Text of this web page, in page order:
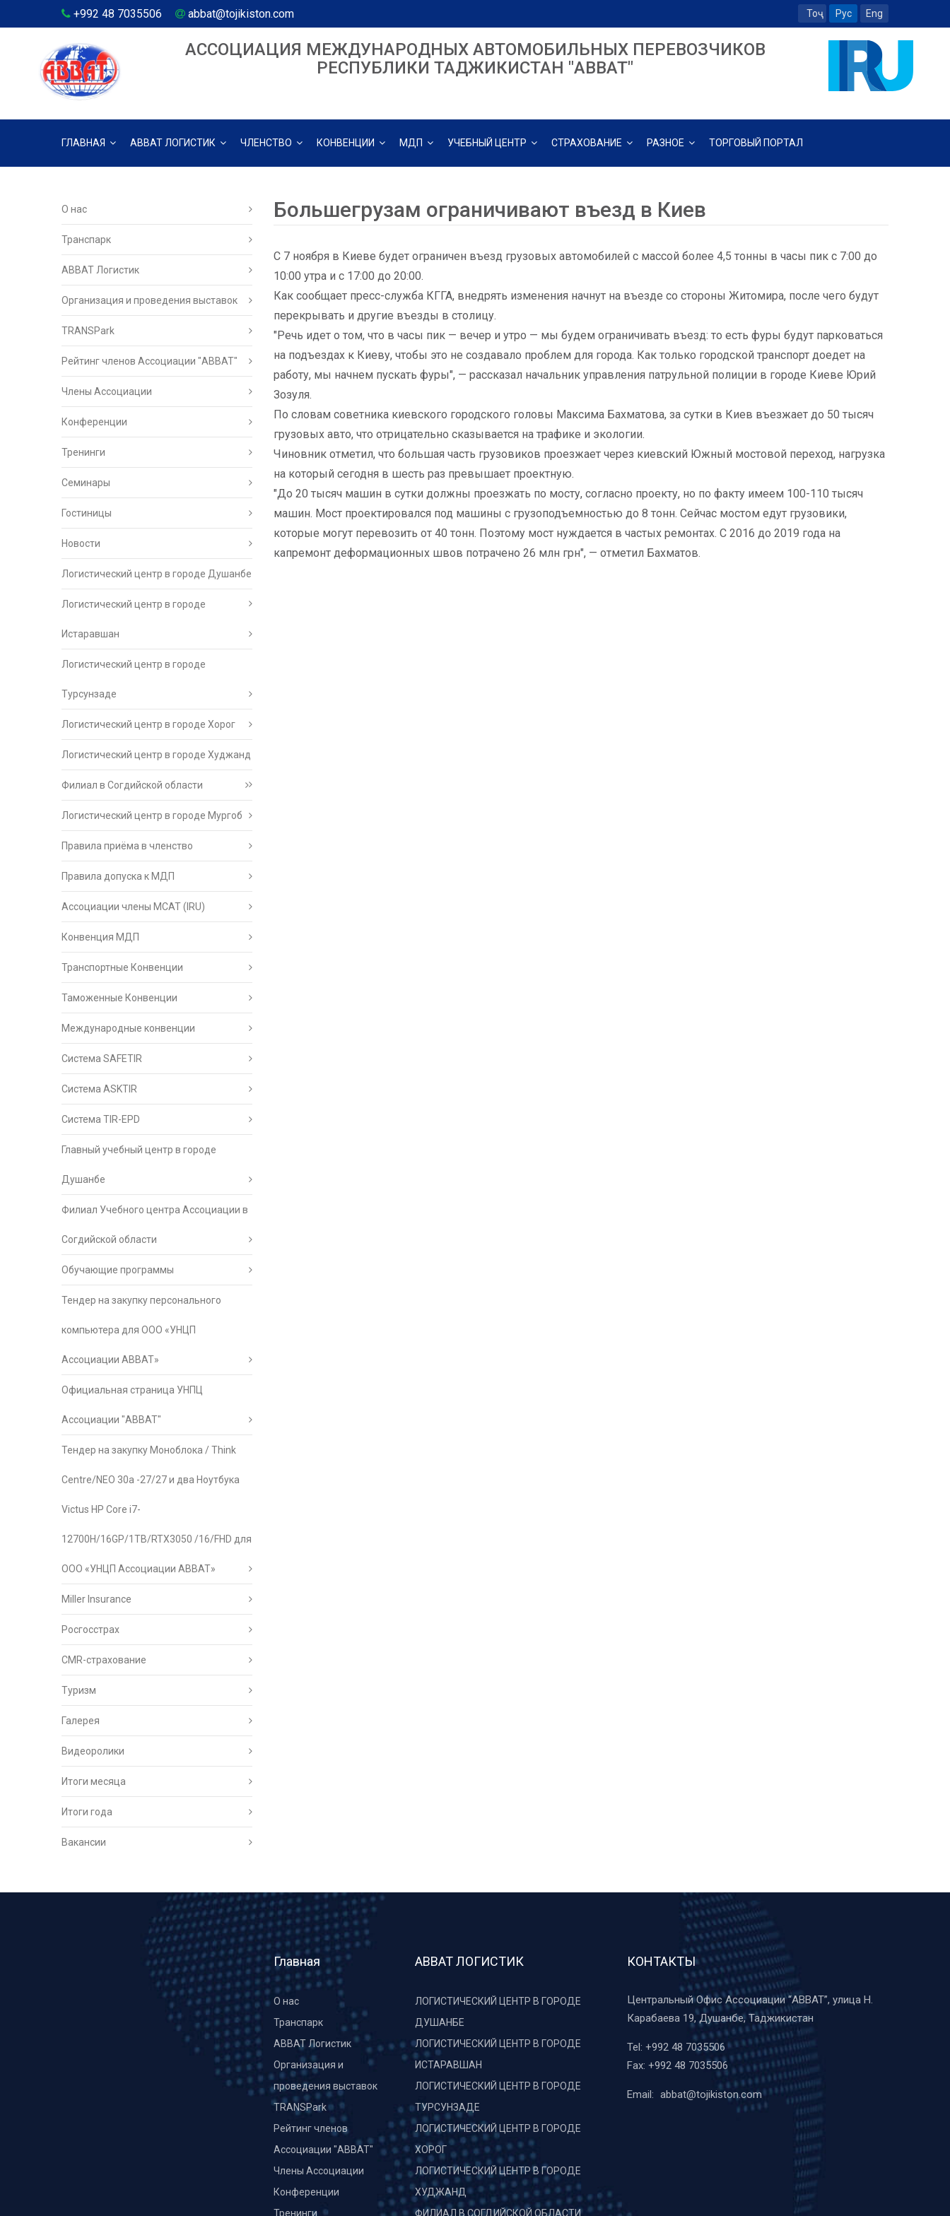
+992 48 7035506 abbat@tojikiston.com Тоҷ Рус Eng
АССОЦИАЦИЯ МЕЖДУНАРОДНЫХ АВТОМОБИЛЬНЫХ ПЕРЕВОЗЧИКОВ
РЕСПУБЛИКИ ТАДЖИКИСТАН "ABBAT"
ГЛАВНАЯ АВВАТ ЛОГИСТИК ЧЛЕНСТВО КОНВЕНЦИИ МДП УЧЕБНЫЙ ЦЕНТР СТРАХОВАНИЕ РАЗНОЕ ТОРГОВЫЙ ПОРТАЛ
О нас
Транспарк
ABBAT Логистик
Организация и проведения выставок
TRANSPark
Рейтинг членов Ассоциации "АВВАТ"
Члены Ассоциации
Конференции
Тренинги
Семинары
Гостиницы
Новости
Логистический центр в городе Душанбе
Логистический центр в городе
Истаравшан
Логистический центр в городе
Турсунзаде
Логистический центр в городе Хорог
Логистический центр в городе Худжанд
Филиал в Согдийской области
Логистический центр в городе Мургоб
Правила приёма в членство
Правила допуска к МДП
Ассоциации члены МСАТ (IRU)
Конвенция МДП
Транспортные Конвенции
Таможенные Конвенции
Международные конвенции
Система SAFETIR
Система ASKTIR
Система TIR-EPD
Главный учебный центр в городе
Душанбе
Филиал Учебного центра Ассоциации в
Согдийской области
Обучающие программы
Тендер на закупку персонального
компьютера для ООО «УНЦП
Ассоциации АВВАТ»
Официальная страница УНПЦ
Ассоциации "АВВАТ"
Тендер на закупку Моноблока / Think
Centre/NEO 30a -27/27 и два Ноутбука
Victus HP Core i7-
12700H/16GP/1TB/RTX3050 /16/FHD для
ООО «УНЦП Ассоциации АВВАТ»
Miller Insurance
Росгосстрах
CMR-страхование
Туризм
Галерея
Видеоролики
Итоги месяца
Итоги года
Вакансии
Большегрузам ограничивают въезд в Киев
С 7 ноября в Киеве будет ограничен въезд грузовых автомобилей с массой более 4,5 тонны в часы пик с 7:00 до
10:00 утра и с 17:00 до 20:00.
Как сообщает пресс-служба КГГА, внедрять изменения начнут на въезде со стороны Житомира, после чего будут
перекрывать и другие въезды в столицу.
"Речь идет о том, что в часы пик — вечер и утро — мы будем ограничивать въезд: то есть фуры будут парковаться
на подъездах к Киеву, чтобы это не создавало проблем для города. Как только городской транспорт доедет на
работу, мы начнем пускать фуры", — рассказал начальник управления патрульной полиции в городе Киеве Юрий
Зозуля.
По словам советника киевского городского головы Максима Бахматова, за сутки в Киев въезжает до 50 тысяч
грузовых авто, что отрицательно сказывается на трафике и экологии.
Чиновник отметил, что большая часть грузовиков проезжает через киевский Южный мостовой переход, нагрузка
на который сегодня в шесть раз превышает проектную.
"До 20 тысяч машин в сутки должны проезжать по мосту, согласно проекту, но по факту имеем 100-110 тысяч
машин. Мост проектировался под машины с грузоподъемностью до 8 тонн. Сейчас мостом едут грузовики,
которые могут перевозить от 40 тонн. Поэтому мост нуждается в частых ремонтах. С 2016 до 2019 года на
капремонт деформационных швов потрачено 26 млн грн", — отметил Бахматов.
Главная
О нас
Транспарк
ABBAT Логистик
Организация и
проведения выставок
TRANSPark
Рейтинг членов
Ассоциации "АВВАТ"
Члены Ассоциации
Конференции
Тренинги
АВВАТ ЛОГИСТИК
ЛОГИСТИЧЕСКИЙ ЦЕНТР В ГОРОДЕ
ДУШАНБЕ
ЛОГИСТИЧЕСКИЙ ЦЕНТР В ГОРОДЕ
ИСТАРАВШАН
ЛОГИСТИЧЕСКИЙ ЦЕНТР В ГОРОДЕ
ТУРСУНЗАДЕ
ЛОГИСТИЧЕСКИЙ ЦЕНТР В ГОРОДЕ
ХОРОГ
ЛОГИСТИЧЕСКИЙ ЦЕНТР В ГОРОДЕ
ХУДЖАНД
ФИЛИАЛ В СОГДИЙСКОЙ ОБЛАСТИ
КОНТАКТЫ
Центральный Офис Ассоциации “ABBAT”, улица Н.
Карабаева 19, Душанбе, Таджикистан
Tel: +992 48 7035506
Fax: +992 48 7035506
Email: abbat@tojikiston.com